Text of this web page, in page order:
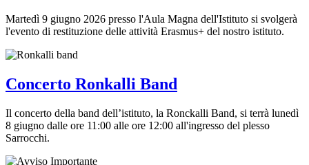
Martedì 9 giugno 2026 presso l'Aula Magna dell'Istituto si svolgerà
l'evento di restituzione delle attività Erasmus+ del nostro istituto.
Concerto Ronkalli Band
Il concerto della band dell’istituto, la Ronckalli Band, si terrà lunedì
8 giugno dalle ore 11:00 alle ore 12:00 all'ingresso del plesso
Sarrocchi.